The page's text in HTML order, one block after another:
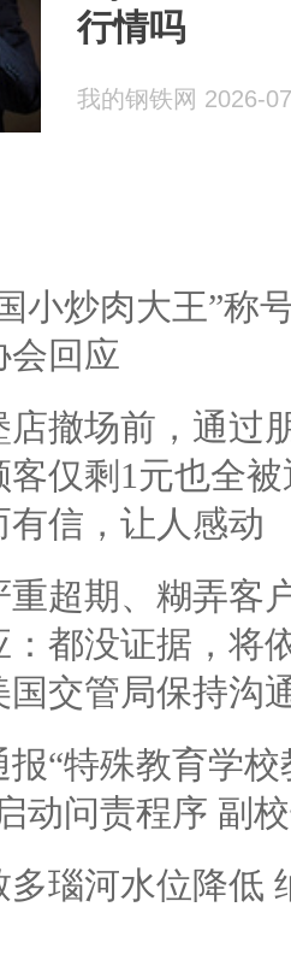
行情吗
我的钢铁网 2026-
小炒肉大王”称
会回应
店撤场前，通过
客仅剩1元也全
有信，让人感动
重超期、糊弄客
都没证据，将
国交管局保持沟
报“特殊教育学
动问责程序 副
多瑙河水位降低